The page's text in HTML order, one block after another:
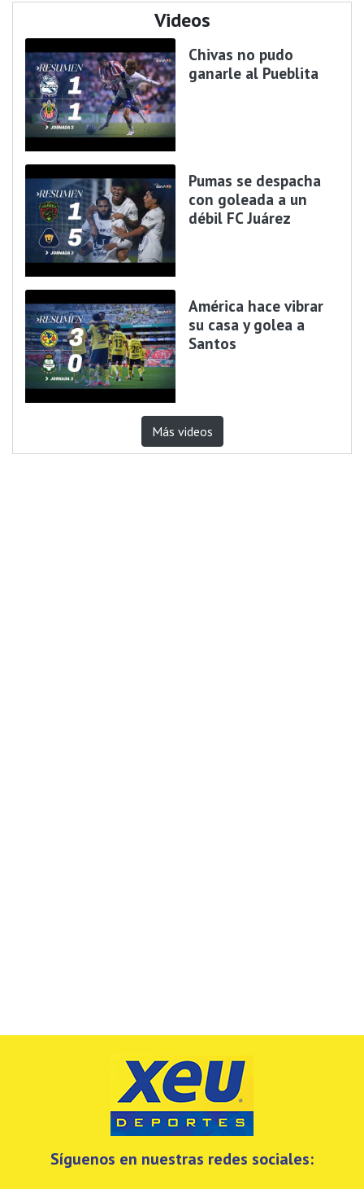
Videos
Chivas no pudo
ganarle al Pueblita
Pumas se despacha
con goleada a un
débil FC Juárez
América hace vibrar
su casa y golea a
Santos
Más videos
Síguenos en nuestras redes sociales: